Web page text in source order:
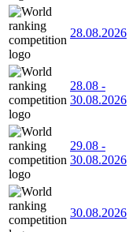
28.08.2026
28.08 -
30.08.2026
29.08 -
30.08.2026
30.08.2026